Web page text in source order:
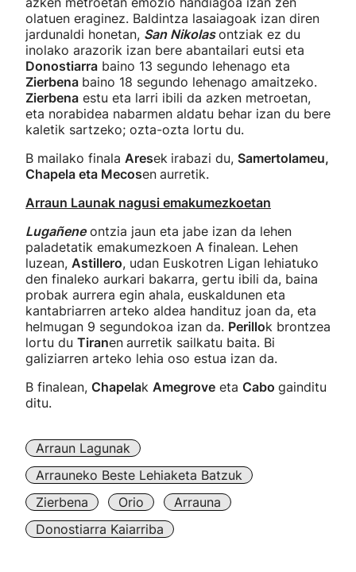
olatuen eraginez. Baldintza lasaiagoak izan diren
jardunaldi honetan, San Nikolas ontziak ez du
inolako arazorik izan bere abantailari eutsi eta
Donostiarra baino 13 segundo lehenago eta
Zierbena baino 18 segundo lehenago amaitzeko.
Zierbena estu eta larri ibili da azken metroetan,
eta norabidea nabarmen aldatu behar izan du bere
kaletik sartzeko; ozta-ozta lortu du.
B mailako finala Aresek irabazi du, Samertolameu,
Chapela eta Mecosen aurretik.
Arraun Launak nagusi emakumezkoetan
Lugañeneontzia jaun eta jabe izan da lehen
paladetatik emakumezkoen A finalean. Lehen
luzean, Astillero, udan Euskotren Ligan lehiatuko
den finaleko aurkari bakarra, gertu ibili da, baina
probak aurrera egin ahala, euskaldunen eta
kantabriarren arteko aldea handituz joan da, eta
helmugan 9 segundokoa izan da. Perillok brontzea
lortu du Tiranen aurretik sailkatu baita. Bi
galiziarren arteko lehia oso estua izan da.
B finalean, Chapelak Amegrove eta Cabo gainditu
ditu.
Arraun Lagunak
Arrauneko Beste Lehiaketa Batzuk
Zierbena
Orio
Arrauna
Donostiarra Kaiarriba